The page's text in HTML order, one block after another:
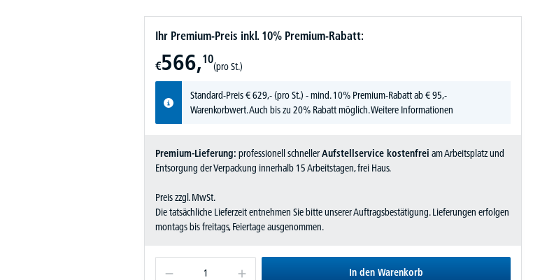
Ihr Premium-Preis inkl. 10% Premium-Rabatt:
€566,10
(pro St.)
Standard-Preis€629,-(pro St.) - mind. 10% Premium-Rabatt ab € 95,-
Warenkorbwert. Auch bis zu 20% Rabatt möglich.Weitere Informationen
Premium-Lieferung: professionell schnellerAufstellservice kostenfrei am Arbeitsplatz und
Entsorgung der Verpackung innerhalb 15 Arbeitstagen, frei Haus.
Preis zzgl. MwSt.
Die tatsächliche Lieferzeit entnehmen Sie bitte unserer Auftragsbestätigung. Lieferungen erfolgen
montags bis freitags, Feiertage ausgenommen.
In den Warenkorb